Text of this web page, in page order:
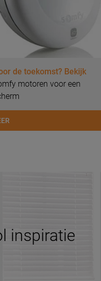
de toekomst? Bekijk
motoren voor een
inspiratie